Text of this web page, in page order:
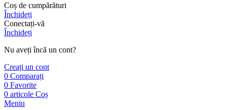
Coș de cumpărături
Închideți
Conectați-vă
Închideți
Nu aveți încă un cont?
Creați un cont
0 Comparați
0 Favorite
0 articole Coș
Meniu